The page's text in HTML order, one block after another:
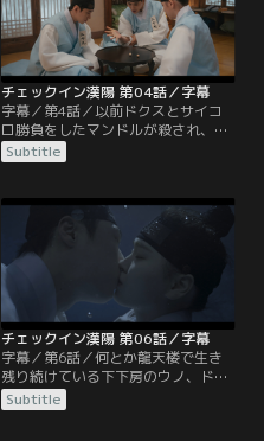
る。そこに現れたのは…
チェックイン漢陽 第04話／字幕
字幕／第4話／以前ドクスとサイコ
ロ勝負をしたマンドルが殺され、現
場に半分に切られた紅牌が残されて
いたことから、龍天楼の大閣主（テ
たちは犯人探しを始める。一方、ド
クスたちはエリート組の「最上房」
と退所を懸けたサイコロ勝負に挑
む。イカサマを防ぐため服を脱ごう
Subtitle
チェックイン漢陽 第06話／字幕
字幕／第6話／何とか龍天楼で生き
残り続けている下下房のウノ、ドク
ス、ジュナ、スラ。彼らを目の敵に
する最上房のミョンホは、龍天楼の
Subtitle